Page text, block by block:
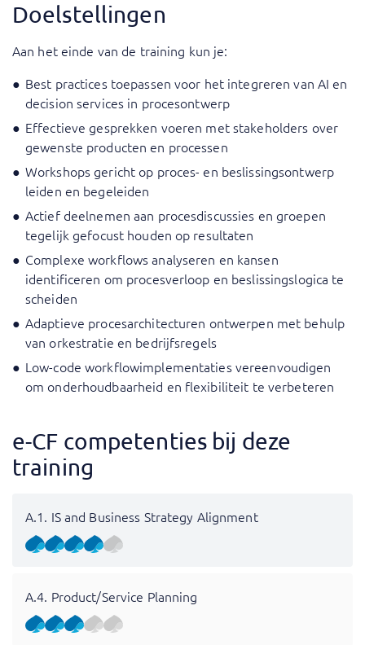
Doelstellingen
Aan het einde van de training kun je:
Best practices toepassen voor het integreren van AI en
decision services in procesontwerp
Effectieve gesprekken voeren met stakeholders over
gewenste producten en processen
Workshops gericht op proces- en beslissingsontwerp
leiden en begeleiden
Actief deelnemen aan procesdiscussies en groepen
tegelijk gefocust houden op resultaten
Complexe workflows analyseren en kansen
identificeren om procesverloop en beslissingslogica te
scheiden
Adaptieve procesarchitecturen ontwerpen met behulp
van orkestratie en bedrijfsregels
Low-code workflowimplementaties vereenvoudigen
om onderhoudbaarheid en flexibiliteit te verbeteren
e-CF competenties bij deze
training
A.1. IS and Business Strategy Alignment
A.4. Product/Service Planning